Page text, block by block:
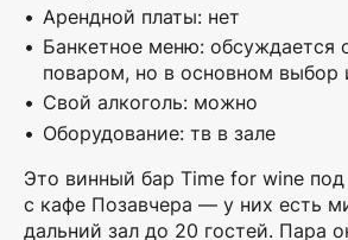
Арендной платы: нет
Банкетное меню: обсуждается
поваром, но в основном выбор
Свой алкоголь: можно
Оборудование: тв в зале
Это винный бар Time for wine
с кафе Позавчера — у них есть
дальний зал до 20 гостей. Пара